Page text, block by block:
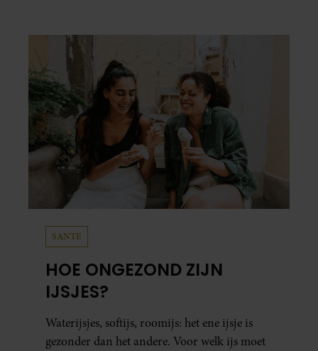
SANTE
HOE ONGEZOND ZIJN
IJSJES?
Waterijsjes, softijs, roomijs: het ene ijsje is
gezonder dan het andere. Voor welk ijs moet